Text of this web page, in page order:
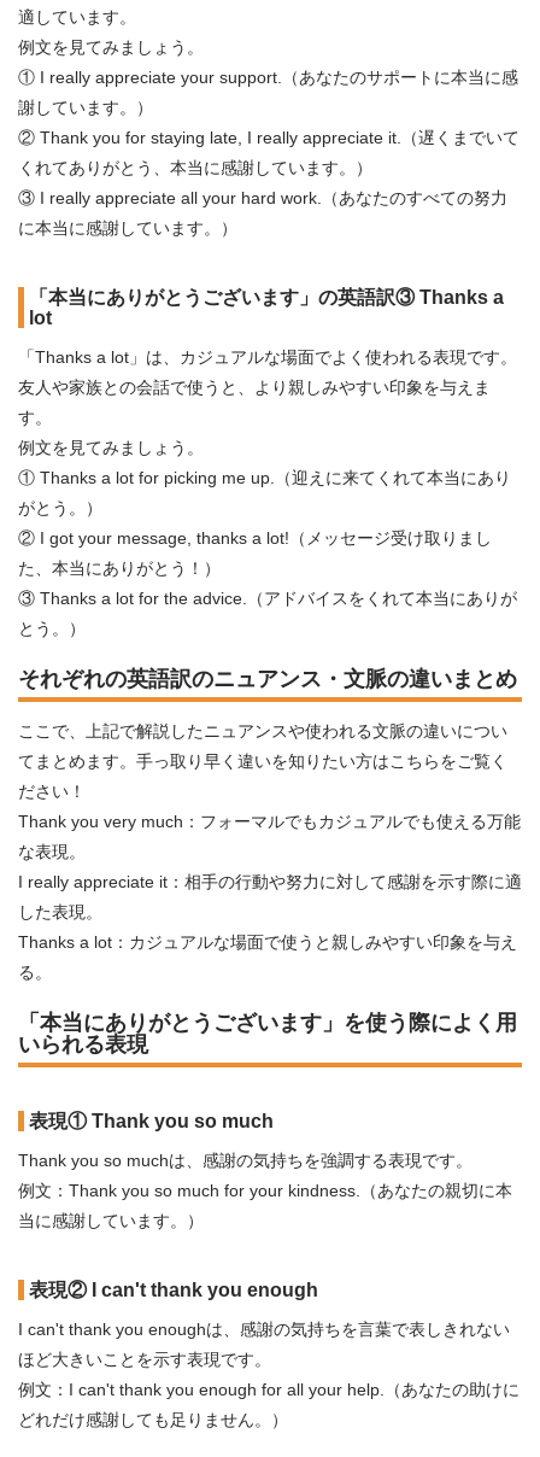
適しています。
例文を見てみましょう。
① I really appreciate your support.（あなたのサポートに本当に感
謝しています。）
② Thank you for staying late, I really appreciate it.（遅くまでいて
くれてありがとう、本当に感謝しています。）
③ I really appreciate all your hard work.（あなたのすべての努力
に本当に感謝しています。）
「本当にありがとうございます」の英語訳③ Thanks a
lot
「Thanks a lot」は、カジュアルな場面でよく使われる表現です。
友人や家族との会話で使うと、より親しみやすい印象を与えま
す。
例文を見てみましょう。
① Thanks a lot for picking me up.（迎えに来てくれて本当にあり
がとう。）
② I got your message, thanks a lot!（メッセージ受け取りまし
た、本当にありがとう！）
③ Thanks a lot for the advice.（アドバイスをくれて本当にありが
とう。）
それぞれの英語訳のニュアンス・文脈の違いまとめ
ここで、上記で解説したニュアンスや使われる文脈の違いについ
てまとめます。手っ取り早く違いを知りたい方はこちらをご覧く
ださい！
Thank you very much：フォーマルでもカジュアルでも使える万能
な表現。
I really appreciate it：相手の行動や努力に対して感謝を示す際に適
した表現。
Thanks a lot：カジュアルな場面で使うと親しみやすい印象を与え
る。
「本当にありがとうございます」を使う際によく用
いられる表現
表現① Thank you so much
Thank you so muchは、感謝の気持ちを強調する表現です。
例文：Thank you so much for your kindness.（あなたの親切に本
当に感謝しています。）
表現② I can't thank you enough
I can't thank you enoughは、感謝の気持ちを言葉で表しきれない
ほど大きいことを示す表現です。
例文：I can't thank you enough for all your help.（あなたの助けに
どれだけ感謝しても足りません。）